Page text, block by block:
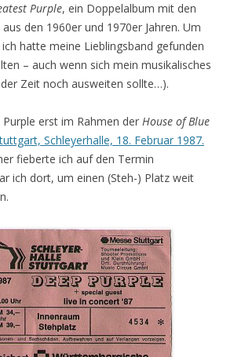
Purple, ein Doppelalbum mit den
den 1960er und 1970er Jahren. Um
hatte meine Lieblingsband gefunden
– auch wenn sich mein musikalisches
Zeit noch ausweiten sollte…).
erst im Rahmen der House of Blue
Schleyerhalle, 18. Februar 1987.
fieberte ich auf den Termin
ich dort, um einen (Steh-) Platz weit